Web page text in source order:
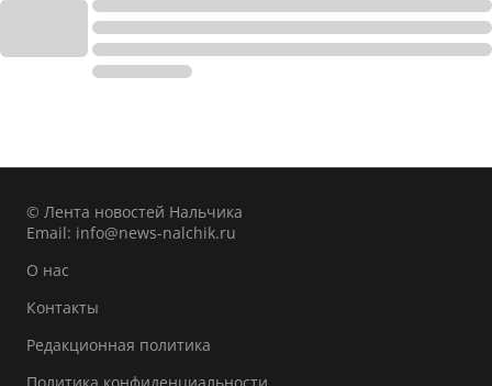
© Лента новостей Нальчика
Email: info@news-nalchik.ru
О нас
Контакты
Редакционная политика